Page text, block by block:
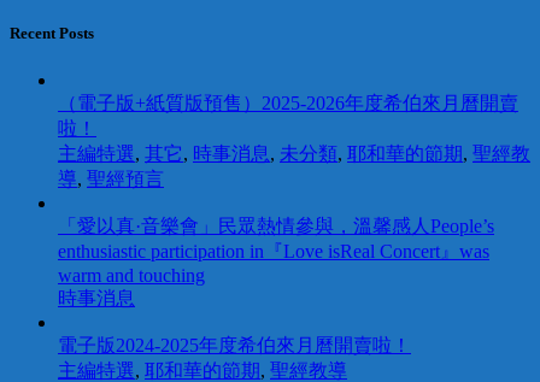
Recent Posts
（電子版+紙質版預售）2025-2026年度希伯來月曆開賣
啦！
主編特選, 其它, 時事消息, 未分類, 耶和華的節期, 聖經教
導, 聖經預言
「愛以真·音樂會」民眾熱情參與，溫馨感人People’s
enthusiastic participation in『Love isReal Concert』was
warm and touching
時事消息
電子版2024-2025年度希伯來月曆開賣啦！
主編特選, 耶和華的節期, 聖經教導